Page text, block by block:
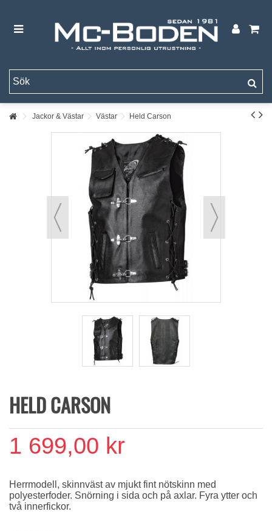
Jackor & Västar Västar Held Carson
HELD CARSON
1 699,00 kr
Herrmodell, skinnväst av mjukt fint nötskinn med
polyesterfoder. Snörning i sida och på axlar. Fyra ytter och
två innerfickor.